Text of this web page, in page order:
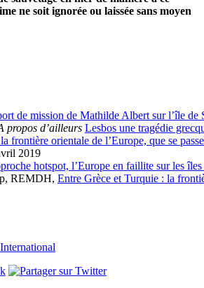
ne soit ignorée ou laissée sans moyen
de mission de Mathilde Albert sur l’île de
propos d’ailleurs Lesbos une tragédie
frontière orientale de l’Europe, que se
2019
hotspot, l’Europe en faillite sur les îles
REMDH, Entre Grèce et Turquie : la